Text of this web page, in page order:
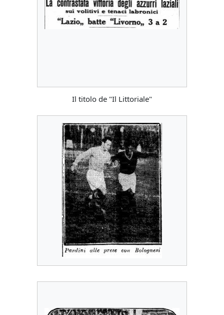
Il titolo de "Il Littoriale"